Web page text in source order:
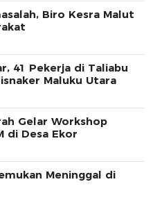
Biro Kesra Malut
41 Pekerja di Taliabu
ke Disnaker Maluku Utara
Gelar Workshop
di Desa Ekor
Meninggal di